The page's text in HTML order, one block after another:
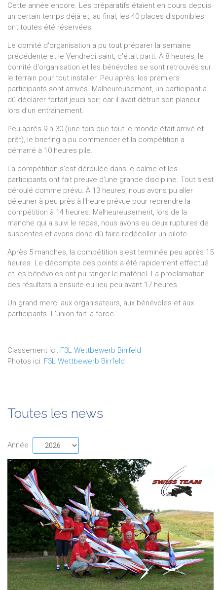
Cette année encore. Les préparatifs étaient en cours depuis
un certain temps déjà et, au final, les 40 places disponibles
ont toutes été réservées.
Le comité d'organisation a pu tout préparer la semaine
précédente et le Vendredi saint, c'était parti. À 8 heures, le
comité d'organisation et les bénévoles se sont retrouvés sur
le terrain pour tout installer. Peu après, les premiers
participants sont arrivés. Malheureusement, un participant a
dû déclarer forfait jeudi soir, car il avait détruit son planeur
lors d'un entraînement.
Peu après 9 h 30 (une fois que tout le monde était arrivé et
prêt), le briefing a pu commencer et la compétition a
démarré à 10 heures pile.
La compétition s'est déroulée dans le calme et les
participants ont fait preuve d'une grande discipline. Tout s'est
déroulé comme prévu. À 13 heures, nous avons pu aller
déjeuner à peu près à l'heure prévue pour reprendre la
compétition à 14 heures. Malheureusement, lors de la
manche qui a suivi le repas, nous avons eu deux ruptures de
suspentes et avons donc dû faire redécoller un pilote.
Après 5 manches, la compétition s'est terminée peu après 15
heures. Le décompte des points a été rapidement effectué
et les bénévoles ont pu ranger le matériel. La proclamation
des résultats a ensuite eu lieu peu avant 17 heures.
Un grand merci aux organisateurs, aux bénévoles et aux
participants. L'union fait la force.
Classement ici: F3L Wettbewerb Birrfeld
Photos ici: F3L Wettbewerb Birrfeld
Toutes les news
Année